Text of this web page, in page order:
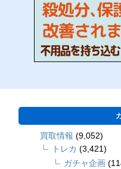
買取情報 (9,052)
トレカ (3,421)
ガチャ企画